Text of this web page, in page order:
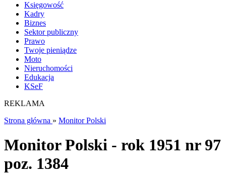
Księgowość
Kadry
Biznes
Sektor publiczny
Prawo
Twoje pieniądze
Moto
Nieruchomości
Edukacja
KSeF
REKLAMA
Strona główna » Monitor Polski
Monitor Polski - rok 1951 nr 97
poz. 1384